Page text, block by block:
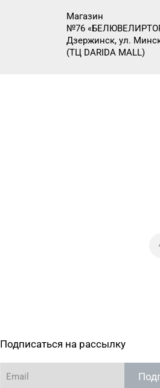
Магазин
№76
Дзержинск, ул.
(ТЦ DARIDA MALL)
Подписаться на рассылку